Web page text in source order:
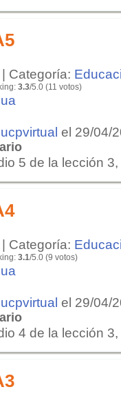
Categoría:
3.3/5.0 (11 votos)
el 29/04/
5 de la lección
Categoría:
3.1/5.0 (9 votos)
el 29/04/
4 de la lección